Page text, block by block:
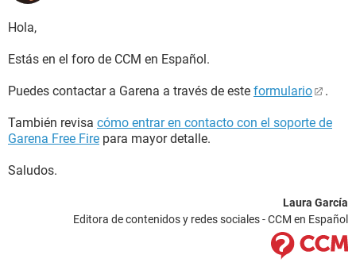
Hola,
Estás en el foro de CCM en Español.
Puedes contactar a Garena a través de este formulario .
También revisa cómo entrar en contacto con el soporte de
Garena Free Fire para mayor detalle.
Saludos.
Laura García
Editora de contenidos y redes sociales - CCM en Español